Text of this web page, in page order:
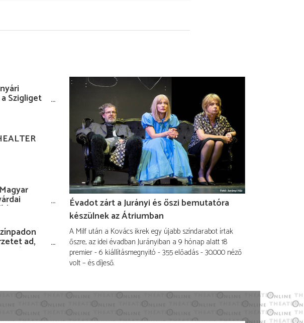
Szigliget
ad,
más
Évadot zárt a Jurányi és őszi bemutatóra
készülnek az Átriumban
A Milf után a Kovács ikrek egy újabb színdarabot írtak
őszre, az idei évadban Jurányiban a 9 hónap alatt 18
premier - 6 kiállításmegnyitó - 355 előadás - 30.000 néző
volt – és díjeső.